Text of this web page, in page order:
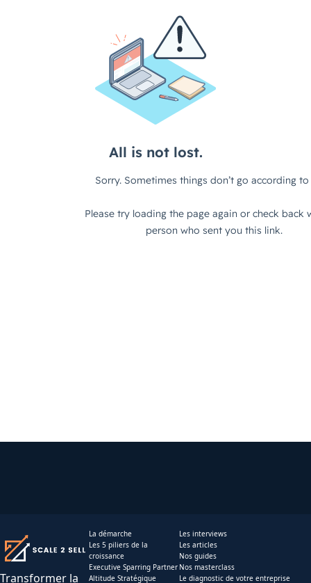
Transformer la
La démarche
Les 5 piliers de la
croissance
Executive Sparring Partner
Altitude Stratégique
Les interviews
Les articles
Nos guides
Nos masterclass
Le diagnostic de votre entreprise